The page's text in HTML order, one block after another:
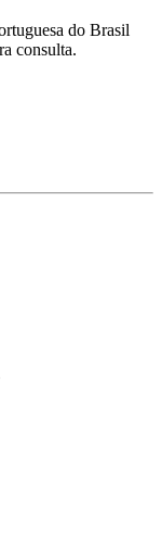
do Brasil
consulta.